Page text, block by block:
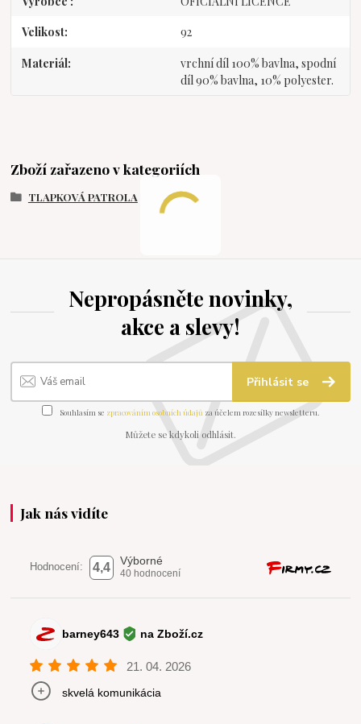
Velikost 92
Materiál
vrchní díl 100% bavlna, spodní
díl 90% bavlna, 10% polyester.
Zboží zařazeno v kategoriích
TLAPKOVÁ PATROLA
Nepropásněte novinky,
akce a slevy!
Přihlásit se
Souhlasím se zpracováním osobních údajů za účelem rozesílky newsletteru.
Můžete se kdykoli odhlásit.
Jak nás vidíte